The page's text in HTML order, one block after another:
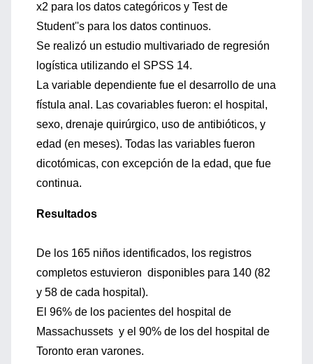
x2 para los datos categóricos y Test de
Student''s para los datos continuos.
Se realizó un estudio multivariado de regresión
logística utilizando el SPSS 14.
La variable dependiente fue el desarrollo de una
fístula anal. Las covariables fueron: el hospital,
sexo, drenaje quirúrgico, uso de antibióticos, y
edad (en meses). Todas las variables fueron
dicotómicas, con excepción de la edad, que fue
continua.
Resultados
De los 165 niños identificados, los registros
completos estuvieron disponibles para 140 (82
y 58 de cada hospital).
El 96% de los pacientes del hospital de
Massachussets y el 90% de los del hospital de
Toronto eran varones.